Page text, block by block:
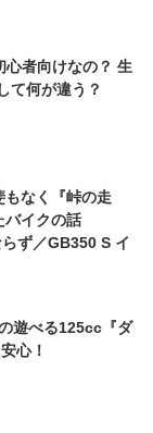
心者向けなの？ 生
て何が違う？
もなく『峠の走
バイクの話
ず／GB350 S イ
遊べる125cc『ダ
心！